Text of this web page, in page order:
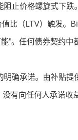
阻止价格螺旋式下
比（LTV）触发。
”。任何债券契约
确承诺。由补贴
有向任何人承诺收